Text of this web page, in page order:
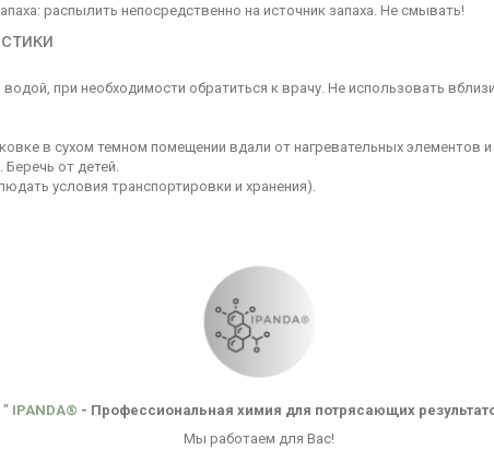
распылить непосредственно на источник запаха. Не смывать!
при необходимости обратиться к врачу. Не использовать
в сухом темном помещении вдали от нагревательных элементов
Беречь от детей.
условия транспортировки и хранения).
" IPANDA® - Профессиональная химия для потрясающих
Мы работаем для Вас!